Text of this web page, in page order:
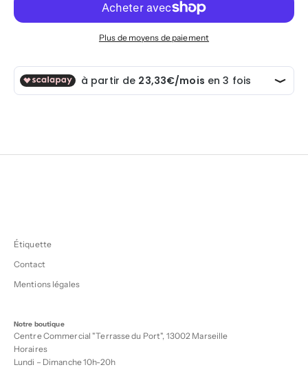
Plus de moyens de paiement
Étiquette
Contact
Mentions légales
Notre boutique
Centre Commercial "Terrasse du Port", 13002 Marseille
Horaires
Lundi – Dimanche 10h-20h